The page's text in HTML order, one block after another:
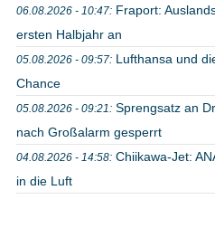
06.08.2026 - 10:47: Fraport:
ersten Halbjahr an
05.08.2026 - 09:57: Lufthansa und
Chance
05.08.2026 - 09:21: Sprengsatz an
nach Großalarm gesperrt
04.08.2026 - 14:58: Chiikawa-Jet:
in die Luft